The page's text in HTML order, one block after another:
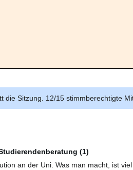
die Sitzung. 12/15 stimmberechtigte
(1)
an der Uni. Was man macht, ist